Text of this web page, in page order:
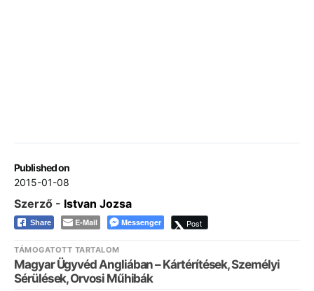
Published on
2015-01-08
Szerző - Istvan Jozsa
Share E-Mail Messenger Post
TÁMOGATOTT TARTALOM
Magyar Ügyvéd Angliában – Kártérítések, Személyi
Sérülések, Orvosi Műhibák